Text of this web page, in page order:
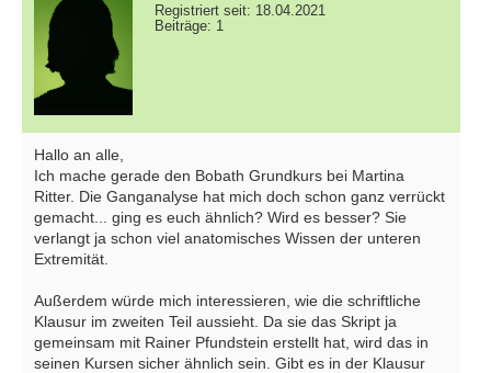
Registriert seit: 18.04.2021
Beiträge: 1
Hallo an alle,
Ich mache gerade den Bobath Grundkurs bei Martina
Ritter. Die Ganganalyse hat mich doch schon ganz verrückt
gemacht... ging es euch ähnlich? Wird es besser? Sie
verlangt ja schon viel anatomisches Wissen der unteren
Extremität.
Außerdem würde mich interessieren, wie die schriftliche
Klausur im zweiten Teil aussieht. Da sie das Skript ja
gemeinsam mit Rainer Pfundstein erstellt hat, wird das in
seinen Kursen sicher ähnlich sein. Gibt es in der Klausur